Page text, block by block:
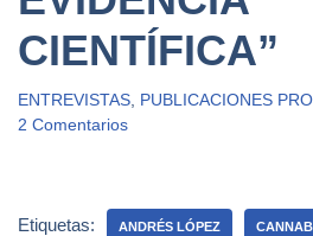
CIENTÍFICA”
ENTREVISTAS PUBLICACIONES
2 Comentarios
Etiquetas: ANDRÉS LÓPEZ